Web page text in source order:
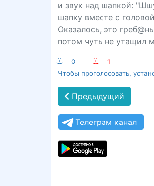
и звук над шапкой:
шапку вместе с
Оказалось, это
потом чуть не утащил
:-) 0 :-(
1
Чтобы проголосовать,
Предыдущий
Телеграм канал